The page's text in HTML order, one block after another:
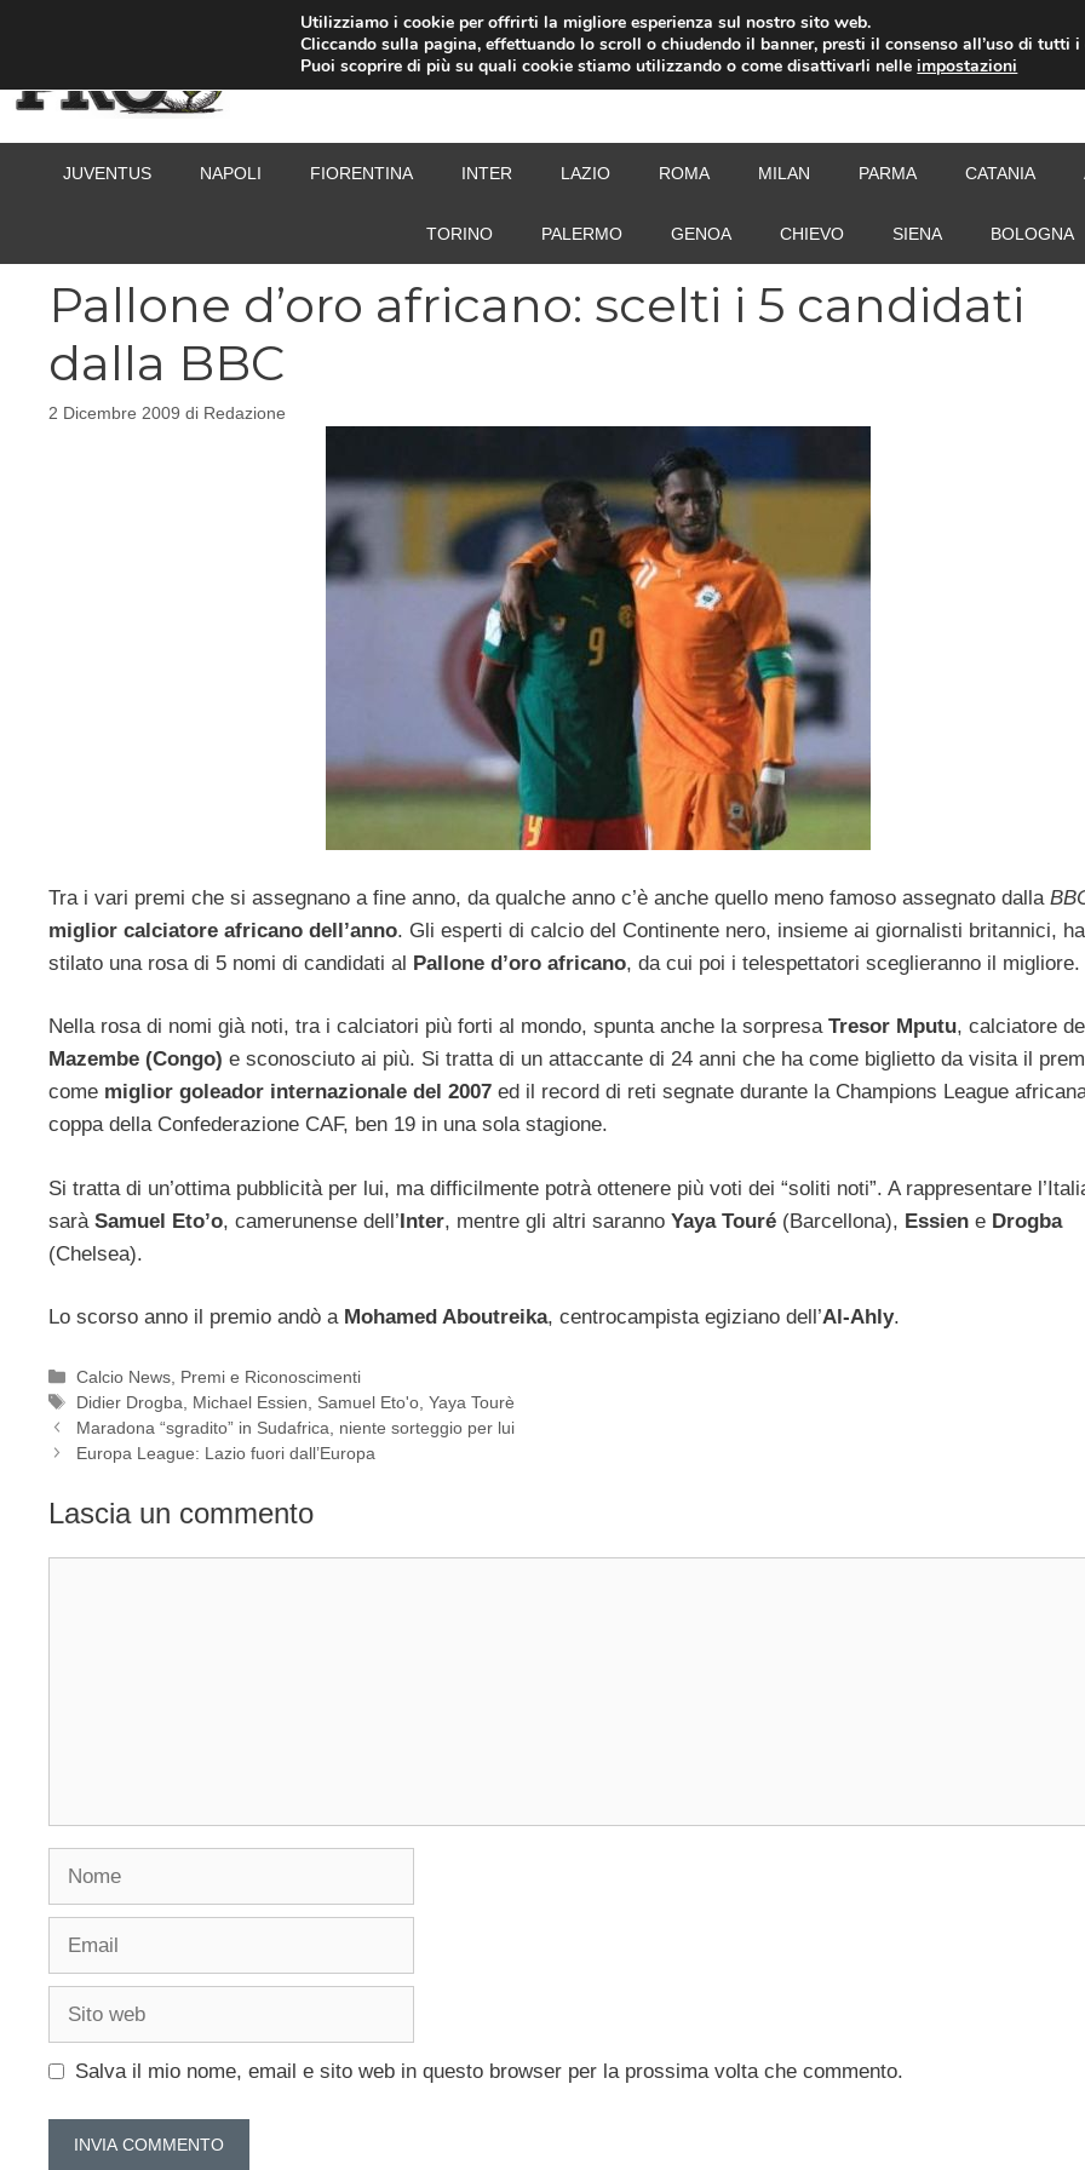
JUVENTUS NAPOLI FIORENTINA INTER LAZIO ROMA MILAN PARMA CATANIA
TORINO PALERMO GENOA CHIEVO SIENA BOLOGNA
Pallone d’oro africano: scelti i 5 candidati
dalla BBC
2 Dicembre 2009 di Redazione
Tra i vari premi che si assegnano a fine anno, da qualche anno c’è anche quello meno famoso assegnato dalla
miglior calciatore africano dell’anno. Gli esperti di calcio del Continente nero, insieme ai giornalisti britannici,
stilato una rosa di 5 nomi di candidati al Pallone d’oro africano, da cui poi i telespettatori sceglieranno il migliore.
Nella rosa di nomi già noti, tra i calciatori più forti al mondo, spunta anche la sorpresa Tresor Mputu, calciatore del
Mazembe (Congo) e sconosciuto ai più. Si tratta di un attaccante di 24 anni che ha come biglietto da visita il
come miglior goleador internazionale del 2007 ed il record di reti segnate durante la Champions League
coppa della Confederazione CAF, ben 19 in una sola stagione.
Si tratta di un’ottima pubblicità per lui, ma difficilmente potrà ottenere più voti dei “soliti noti”. A rappresentare
sarà Samuel Eto’o, camerunense dell’Inter, mentre gli altri saranno Yaya Touré (Barcellona), Essien e Drogba
(Chelsea).
Lo scorso anno il premio andò a Mohamed Aboutreika, centrocampista egiziano dell’Al-Ahly.
Categorie
Calcio News Premi e Riconoscimenti
Tag
Didier Drogba Michael Essien Samuel Eto'o ,Yaya Tourè
Maradona “sgradito” in Sudafrica, niente sorteggio per lui
Europa League: Lazio fuori dall’Europa
Lascia un commento
Nome
Email
Sito
Salva il mio nome, email e sito web in questo browser per la prossima volta che commento.
Utilizziamo i cookie per offrirti la migliore esperienza sul nostro sito web.
Cliccando sulla pagina, effettuando lo scroll o chiudendo il banner, presti il consenso all’uso di tutti i
Puoi scoprire di più su quali cookie stiamo utilizzando o come disattivarli nelleimpostazioni